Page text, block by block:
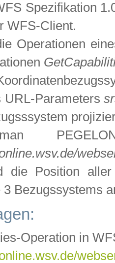
Spezifikation
WFS-Client.
Operationen
URL-Parameters
die Position
3 Bezugssystems
Operation in